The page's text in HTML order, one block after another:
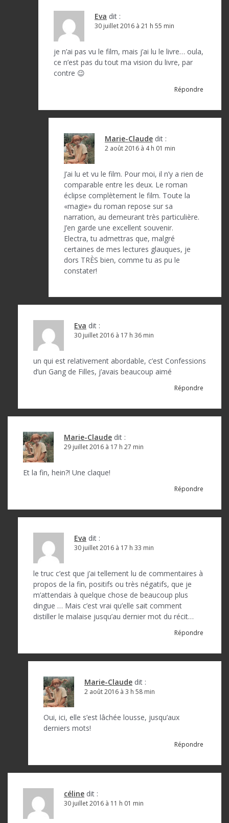
Eva dit :
30 juillet 2016 à 21 h 55 min
je n’ai pas vu le film, mais j’ai lu le livre… oula,
ce n’est pas du tout ma vision du livre, par
contre 😉
Répondre
Marie-Claude dit :
2 août 2016 à 4 h 01 min
J’ai lu et vu le film. Pour moi, il n’y a rien de
comparable entre les deux. Le roman
éclipse complètement le film. Toute la
«magie» du roman repose sur sa
narration, au demeurant très particulière.
J’en garde une excellent souvenir.
Electra, tu admettras que, malgré
certaines de mes lectures glauques, je
dors TRÈS bien, comme tu as pu le
constater!
Eva dit :
30 juillet 2016 à 17 h 36 min
un qui est relativement abordable, c’est Confessions
d’un Gang de Filles, j’avais beaucoup aimé
Répondre
Marie-Claude dit :
29 juillet 2016 à 17 h 27 min
Et la fin, hein?! Une claque!
Répondre
Eva dit :
30 juillet 2016 à 17 h 33 min
le truc c’est que j’ai tellement lu de commentaires à
propos de la fin, positifs ou très négatifs, que je
m’attendais à quelque chose de beaucoup plus
dingue … Mais c’est vrai qu’elle sait comment
distiller le malaise jusqu’au dernier mot du récit…
Répondre
Marie-Claude dit :
2 août 2016 à 3 h 58 min
Oui, ici, elle s’est lâchée lousse, jusqu’aux
derniers mots!
Répondre
céline dit :
30 juillet 2016 à 11 h 01 min